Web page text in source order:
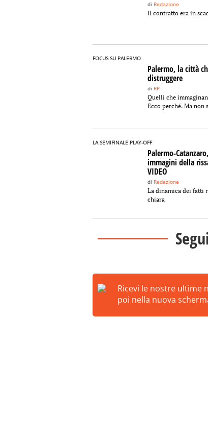
di Redazione
Il contratto era in
FOCUS SU PALERMO
Palermo, la città
distruggere
di RP
Quelli che
Ecco perché. Ma non
LA SEMIFINALE PLAY-OFF
Palermo-
immagini della
VIDEO
di Redazione
La dinamica dei fatti
chiara
Ricevi le nostre ultime
poi nella nuova